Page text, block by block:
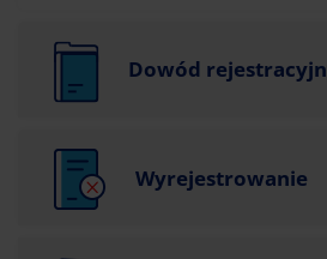
Dowód
Wyrejestrowanie